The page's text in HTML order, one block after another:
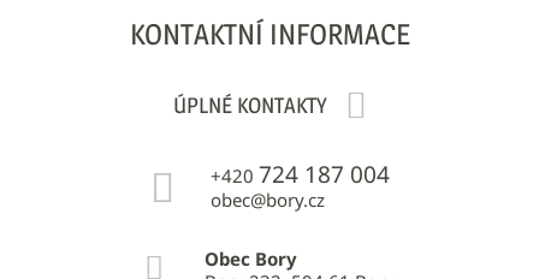
KONTAKTNÍ INFORMACE
Obec Bory
+420 724 187 004
obec@bory.cz
ÚPLNÉ KONTAKTY